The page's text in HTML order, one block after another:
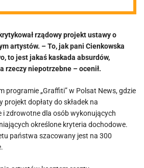
ostro o
rządu
[VIDEO]
rządowy projekt ustawy o
artystów. – To, jak pani Cienkowska
to jest jakaś kaskada absurdów,
rzeczy niepotrzebne – ocenił.
programie „Graffiti” w Polsat News, gdzie
projekt dopłaty do składek na
i zdrowotne dla osób wykonujących
określone kryteria dochodowe.
państwa szacowany jest na 300